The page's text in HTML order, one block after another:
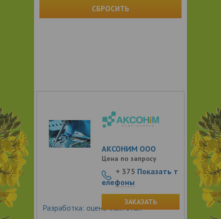
СБРОСИТЬ
Разработка: оценочный этап
АКСОНИМ ООО
Цена по запросу
+ 375 Показать т
елефоны
ЗАКАЗАТЬ